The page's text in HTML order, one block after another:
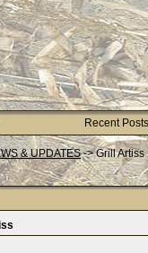
Recent Posts
& UPDATES->Grill Artiss